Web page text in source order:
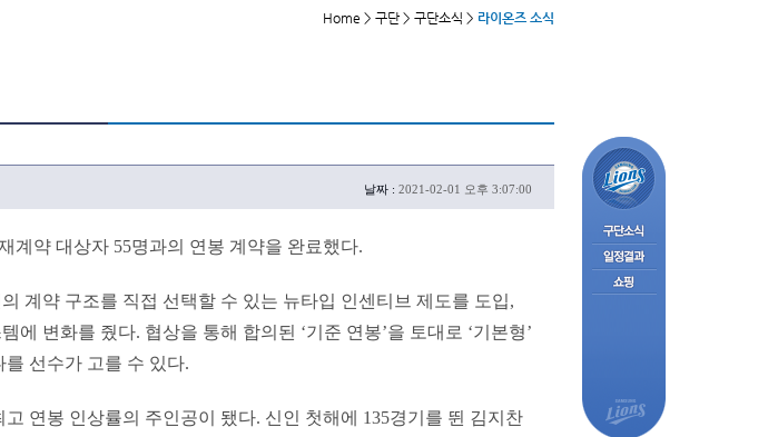
Home > 구단 > 구단소식 > 라이온즈 소식
날짜 : 2021-02-01 오후 3:07:00
계약 대상자 55명과의 연봉 계약을 완료했다.
계약 구조를 직접 선택할 수 있는 뉴타입 인센티브 제도를 도입,
에 변화를 줬다. 협상을 통해 합의된 ‘기준 연봉’을 토대로 ‘기본형’
를 선수가 고를 수 있다.
연봉 인상률의 주인공이 됐다. 신인 첫해에 135경기를 뛴 김지찬